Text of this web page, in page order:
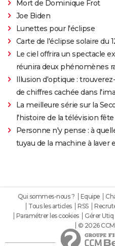
Mort de Dominique Frot
Joe Biden
Lunettes pour l'éclipse
Carte de l'éclipse solaire du
Le ciel offrira un spectacle
réunira deux phénomènes
Illusion d'optique :
de chiffres cachée dans
La meilleure série sur la
l'histoire de la télévision fête
Personne n'y pense : à
tuyau de la machine à laver
Qui sommes-nous ? Equipe
Tous les articles
RSS
Paramétrer les cookies
Gérer Utiq
© 2026